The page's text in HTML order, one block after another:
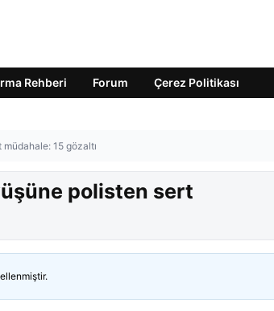
Rehberi Forum Çerez Politikası
müdahale: 15 gözaltı
polisten sert